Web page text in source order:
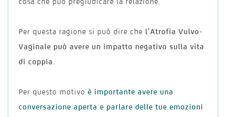
Per questa ragione si può dire che l’Atrofia Vulvo-
Vaginale può avere un impatto negativo sulla vita
di coppia
Per questo motivo è importante avere una
conversazione aperta e parlare delle tue emozioni